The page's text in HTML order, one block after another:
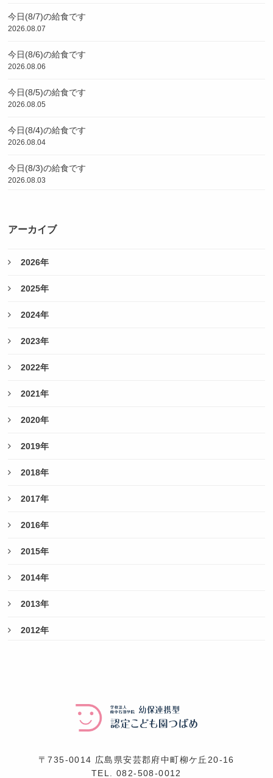
今日(8/7)の給食です
2026.08.07
今日(8/6)の給食です
2026.08.06
今日(8/5)の給食です
2026.08.05
今日(8/4)の給食です
2026.08.04
今日(8/3)の給食です
2026.08.03
アーカイブ
2026年
2025年
2024年
2023年
2022年
2021年
2020年
2019年
2018年
2017年
2016年
2015年
2014年
2013年
2012年
〒735-0014 広島県安芸郡府中町柳ケ丘20-16
TEL.082-508-0012